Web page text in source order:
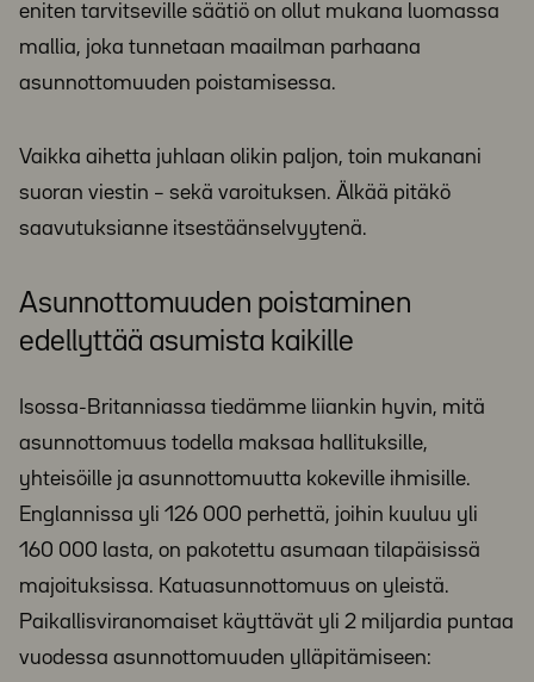
eniten tarvitseville säätiö on ollut mukana luomassa
mallia, joka tunnetaan maailman parhaana
asunnottomuuden poistamisessa.
Vaikka aihetta juhlaan olikin paljon, toin mukanani
suoran viestin – sekä varoituksen. Älkää pitäkö
saavutuksianne itsestäänselvyytenä.
Asunnottomuuden poistaminen
edellyttää asumista kaikille
Isossa-Britanniassa tiedämme liiankin hyvin, mitä
asunnottomuus todella maksaa hallituksille,
yhteisöille ja asunnottomuutta kokeville ihmisille.
Englannissa yli 126 000 perhettä, joihin kuuluu yli
160 000 lasta, on pakotettu asumaan tilapäisissä
majoituksissa. Katuasunnottomuus on yleistä.
Paikallisviranomaiset käyttävät yli 2 miljardia puntaa
vuodessa asunnottomuuden ylläpitämiseen: